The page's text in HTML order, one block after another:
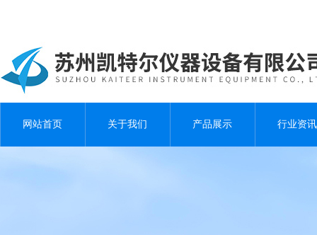
网站首页 关于我们 产品展示 行业资讯